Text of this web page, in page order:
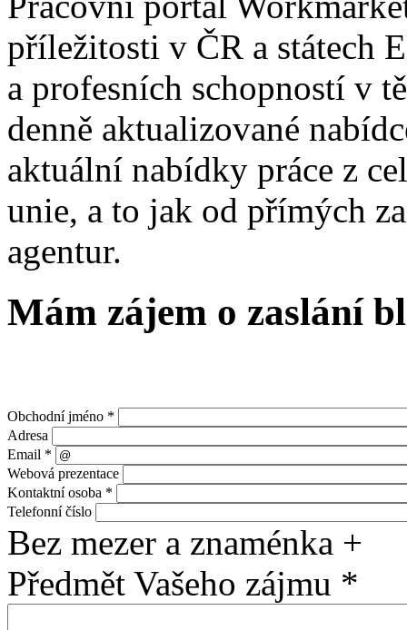
příležitosti v ČR a státech
a profesních schopností v
denně aktualizované
aktuální nabídky práce z
unie, a to jak od přímých
agentur.
Mám zájem o zaslání
Obchodní jméno *
Adresa
Email *
Webová prezentace
Kontaktní osoba *
Telefonní číslo
Bez mezer a znaménka +
Předmět Vašeho zájmu *